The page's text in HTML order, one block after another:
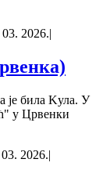
2026.|
је била Kула. У
у Црвенки
2026.|